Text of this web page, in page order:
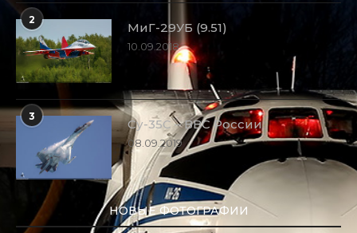
2
МиГ-29УБ (9.51)
10.09.2018
3
Су-35С – ВВС России
08.09.2019
НОВЫЕ ФОТОГРАФИИ